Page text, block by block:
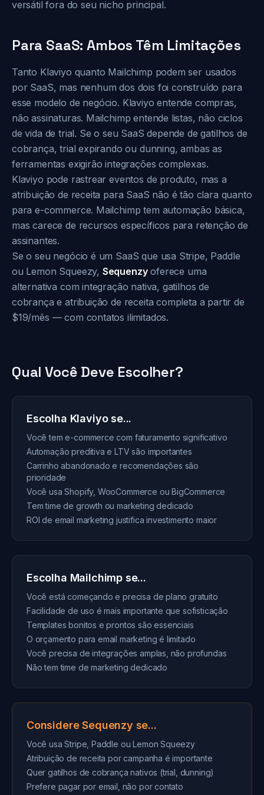
versátil fora do seu nicho principal.
Para SaaS: Ambos Têm Limitações
Tanto Klaviyo quanto Mailchimp podem ser usados
por SaaS, mas nenhum dos dois foi construído para
esse modelo de negócio. Klaviyo entende compras,
não assinaturas. Mailchimp entende listas, não ciclos
de vida de trial. Se o seu SaaS depende de gatilhos de
cobrança, trial expirando ou dunning, ambas as
ferramentas exigirão integrações complexas.
Klaviyo pode rastrear eventos de produto, mas a
atribuição de receita para SaaS não é tão clara quanto
para e-commerce. Mailchimp tem automação básica,
mas carece de recursos específicos para retenção de
assinantes.
Se o seu negócio é um SaaS que usa Stripe, Paddle
ou Lemon Squeezy, Sequenzyoferece uma
alternativa com integração nativa, gatilhos de
cobrança e atribuição de receita completa a partir de
$19/mês — com contatos ilimitados.
Qual Você Deve Escolher?
Escolha Klaviyo se...
Você tem e-commerce com faturamento significativo
Automação preditiva e LTV são importantes
Carrinho abandonado e recomendações são
prioridade
Você usa Shopify, WooCommerce ou BigCommerce
Tem time de growth ou marketing dedicado
ROI de email marketing justifica investimento maior
Escolha Mailchimp se...
Você está começando e precisa de plano gratuito
Facilidade de uso é mais importante que sofisticação
Templates bonitos e prontos são essenciais
O orçamento para email marketing é limitado
Você precisa de integrações amplas, não profundas
Não tem time de marketing dedicado
Considere Sequenzy se...
Você usa Stripe, Paddle ou Lemon Squeezy
Atribuição de receita por campanha é importante
Quer gatilhos de cobrança nativos (trial, dunning)
Prefere pagar por email, não por contato